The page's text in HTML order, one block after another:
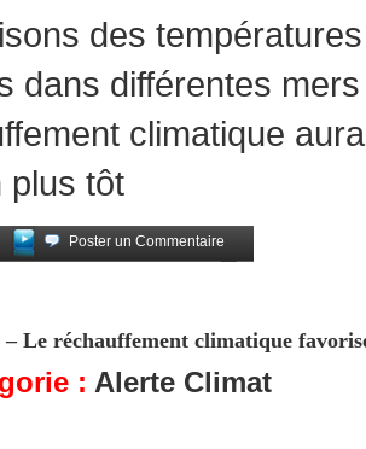
des
dans différentes
climatique
plus tôt
Poster un Commentaire
Le réchauffement climatique
: Alerte Climat